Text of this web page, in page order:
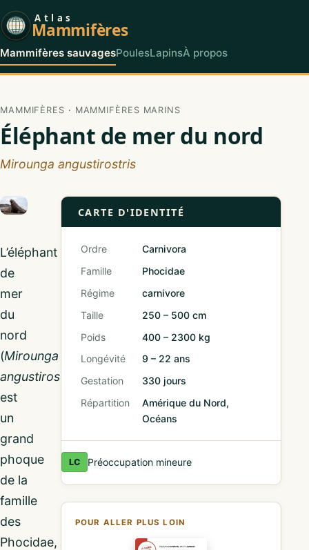
Atlas
Mammifères
Mammifères sauvagesPoulesLapinsÀ propos
MAMMIFÈRES · MAMMIFÈRES MARINS
Éléphant de mer du nord
Mirounga angustirostris
L’éléphant
de
mer
du
nord
(Mirounga
angustirostris
)
est
un
grand
phoque
de la
famille
des
Phocidae,
CARTE D'IDENTITÉ
Ordre
Carnivora
Famille
Phocidae
Régime
carnivore
Taille
250 – 500 cm
Poids
400 – 2300 kg
Longévité
9 – 22 ans
Gestation
330 jours
Répartition
Amérique du Nord,
Océans
LC Préoccupation mineure
POUR ALLER PLUS LOIN